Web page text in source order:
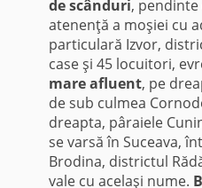
de scânduri, pendinte
atenenţă a moşiei cu
particulară Izvor,
case şi 45 locuitori,
mare afluent, pe
de sub cul­mea
dreapta, pâraiele
se varsă în Su­ceava,
Bro­dina, districtul
vale cu acelaşi nume.